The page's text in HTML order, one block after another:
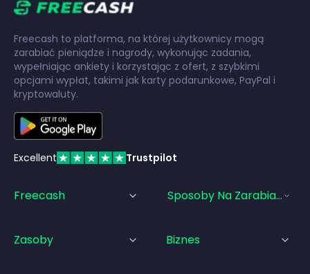
Freecash to platforma, na której użytkownicy mogą
zarabiać pieniądze i nagrody, wykonując zadania,
wypełniając ankiety i korzystając z ofert, z szybkimi
opcjami wypłat, takimi jak karty podarunkowe, PayPal i
kryptowaluty.
Excellent Trustpilot
Freecash Sposoby Na Zarabianie
Zasoby Biznes